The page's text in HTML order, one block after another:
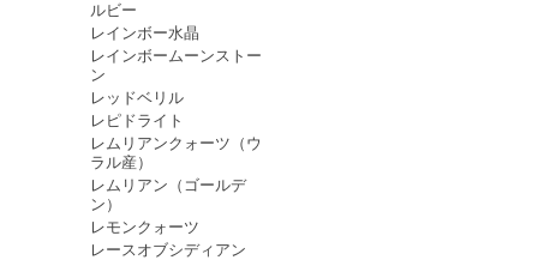
ルビー
レインボー水晶
レインボームーンストー
ン
レッドベリル
レピドライト
レムリアンクォーツ（ウ
ラル産）
レムリアン（ゴールデ
ン）
レモンクォーツ
レースオブシディアン